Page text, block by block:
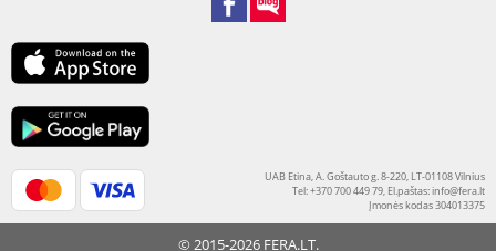
UAB Etina, A. Goštauto g. 8-220, LT-01108 Vilnius
Tel: +370 700 449 79, El.paštas:info@fera.lt
Įmonės kodas 304013375
© 2015-2026 FERA.LT.